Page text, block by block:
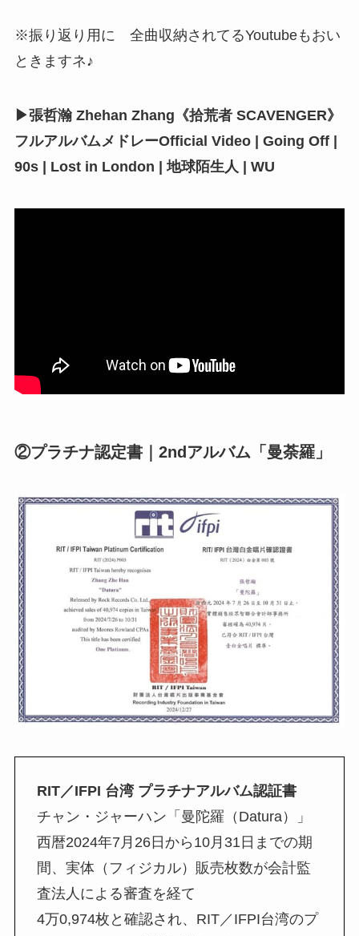
※振り返り用に 全曲収納されてるYoutubeもおい
ときますネ♪
▶張哲瀚 Zhehan Zhang《拾荒者 SCAVENGER》
フルアルバムメドレーOfficial Video | Going Off |
90s | Lost in London | 地球陌生人 | WU
②プラチナ認定書｜2ndアルバム「曼荼羅」
RIT／IFPI 台湾 プラチナアルバム認証書
チャン・ジャーハン「曼陀羅（Datura）」
西暦2024年7月26日から10月31日までの期
間、実体（フィジカル）販売枚数が会計監
査法人による審査を経て
4万0,974枚と確認され、RIT／IFPI台湾のプ